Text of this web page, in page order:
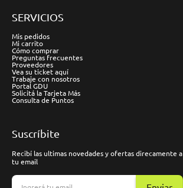
SERVICIOS
Mis pedidos
Mi carrito
Cómo comprar
Preguntas frecuentes
Proveedores
Vea su ticket aquí
Trabaje con nosotros
Portal GDU
Solicitá la Tarjeta Más
Consulta de Puntos
Suscríbite
Recibí las ultimas novedades y ofertas direcamente a
tu email